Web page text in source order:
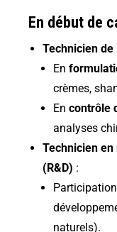
En début de
Technicien
En
crèmes,
En contrôle
analyses
Technicien
(R&D) :
Participation
naturels).